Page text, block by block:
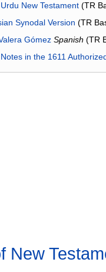
New Testament(TR
Synodal Version (TR
Gómez Spanish (TR
in the 1611
New